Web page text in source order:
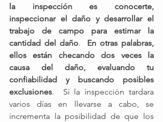
la inspección es conocerte,
inspeccionar el daño y desarrollar el
trabajo de campo para estimar la
cantidad del daño. En otras palabras,
ellos están checando dos veces la
causa del daño, evaluando tu
confiabilidad y buscando posibles
exclusiones.  Si la inspección tardara
varios días en llevarse a cabo, se
incrementa la posibilidad de que los